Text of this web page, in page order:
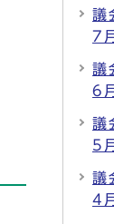
議
7
議
6
議
5
議
4